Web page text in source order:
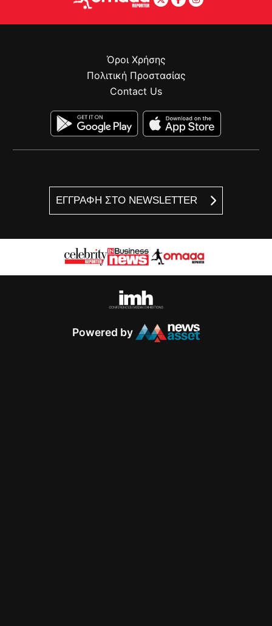
ΕΓΓΡΑΦΗ ΣΤΟ NEWSLETTER
Όροι Χρήσης
Πολιτική Προστασίας
Contact Us
Powered by